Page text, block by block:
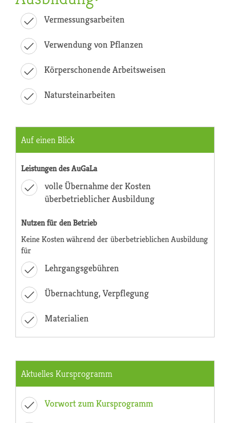
Vermessungsarbeiten
Verwendung von Pflanzen
Körperschonende Arbeitsweisen
Natursteinarbeiten
Auf einen Blick
Leistungen des AuGaLa
volle Übernahme der Kosten
überbetrieblicher Ausbildung
Nutzen für den Betrieb
Keine Kosten während der überbetrieblichen Ausbildung
für
Lehrgangsgebühren
Übernachtung, Verpflegung
Materialien
Aktuelles Kursprogramm
Vorwort zum Kursprogramm